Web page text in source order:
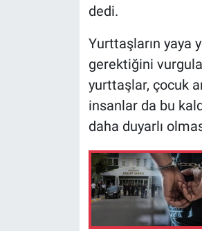
dedi.
Yurttaşların yaya
gerektiğini
yurttaşlar, çocuk
insanlar da bu
daha duyarlı